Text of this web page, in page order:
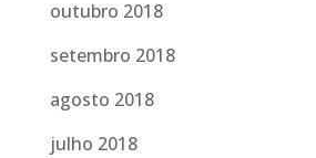
outubro 2018
setembro 2018
agosto 2018
julho 2018